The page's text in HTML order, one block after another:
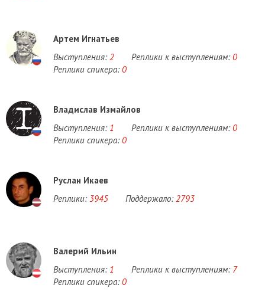
Артем Игнатьев
Выступления: 2 Реплики к выступлениям: 0
Реплики спикера: 0
Владислав Измайлов
Выступления: 1 Реплики к выступлениям: 0
Реплики спикера: 0
Руслан Икаев
Реплики: 3945 Поддержало: 2793
Валерий Ильин
Выступления: 1 Реплики к выступлениям: 7
Реплики спикера: 0